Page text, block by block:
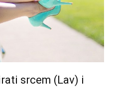
srcem (Lav) i